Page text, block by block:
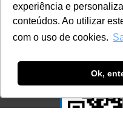
experiência e
conteúdos. Ao utilizar
com o uso de cookies.
Ok,